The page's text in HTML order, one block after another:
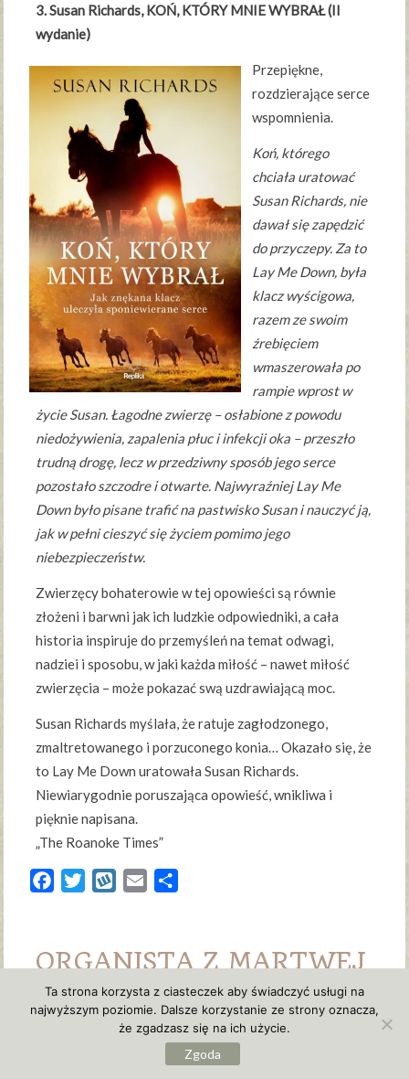
3. Susan Richards, KOŃ, KTÓRY MNIE WYBRAŁ (II
wydanie)
Przepiękne,
rozdzierające serce
wspomnienia.
Koń, którego
chciała uratować
Susan Richards, nie
dawał się zapędzić
do przyczepy. Za to
Lay Me Down, była
klacz wyścigowa,
razem ze swoim
źrebięciem
wmaszerowała po
rampie wprost w
życie Susan. Łagodne zwierzę – osłabione z powodu
niedożywienia, zapalenia płuc i infekcji oka – przeszło
trudną drogę, lecz w przedziwny sposób jego serce
pozostało szczodre i otwarte. Najwyraźniej Lay Me
Down było pisane trafić na pastwisko Susan i nauczyć ją,
jak w pełni cieszyć się życiem pomimo jego
niebezpieczeństw.
Zwierzęcy bohaterowie w tej opowieści są równie
złożeni i barwni jak ich ludzkie odpowiedniki, a cała
historia inspiruje do przemyśleń na temat odwagi,
nadziei i sposobu, w jaki każda miłość – nawet miłość
zwierzęcia – może pokazać swą uzdrawiającą moc.
Susan Richards myślała, że ratuje zagłodzonego,
zmaltretowanego i porzuconego konia… Okazało się, że
to Lay Me Down uratowała Susan Richards.
Niewiarygodnie poruszająca opowieść, wnikliwa i
pięknie napisana.
„The Roanoke Times”
FacebookTwitterWykopEmail
ORGANISTA Z MARTWEJ
WSI – Danuta Chlupowa
15 października, 2020
Ta strona korzysta z ciasteczek aby świadczyć usługi na
najwyższym poziomie. Dalsze korzystanie ze strony oznacza,
że zgadzasz się na ich użycie.
Zgoda